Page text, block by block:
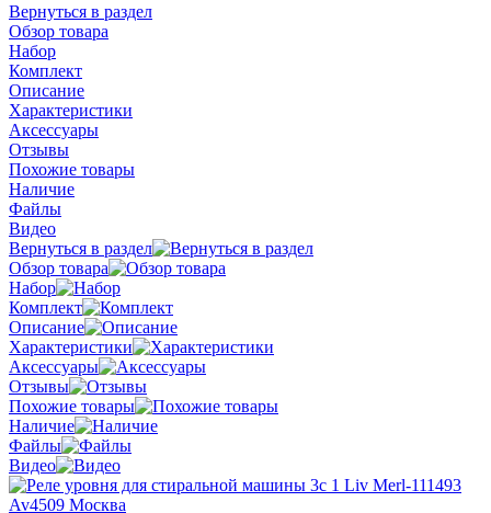
Вернуться в раздел
Обзор товара
Набор
Комплект
Описание
Характеристики
Аксессуары
Отзывы
Похожие товары
Наличие
Файлы
Видео
Вернуться в раздел
Обзор товара
Набор
Комплект
Описание
Характеристики
Аксессуары
Отзывы
Похожие товары
Наличие
Файлы
Видео